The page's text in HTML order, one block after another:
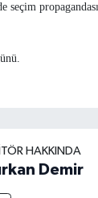
seçim
HAKKINDA
Demir